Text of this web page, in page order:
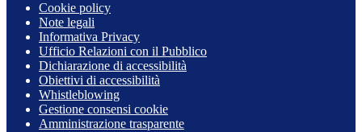
Cookie policy
Note legali
Informativa Privacy
Ufficio Relazioni con il Pubblico
Dichiarazione di accessibilità
Obiettivi di accessibilità
Whistleblowing
Gestione consensi cookie
Amministrazione trasparente